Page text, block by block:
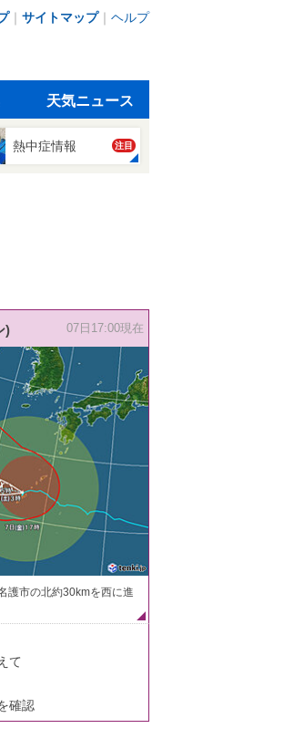
｜ サイトマップ｜ ヘルプ
天気ニュース
熱中症情報 注目
) 07日17:00現在
護市の北約30kmを西に進
て
確認